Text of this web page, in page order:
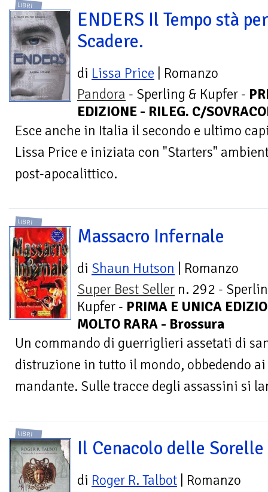
LIBRI
ENDERS Il Tempo stà per
Scadere.
di Lissa Price | Romanzo
Pandora - Sperling & Kupfer -
EDIZIONE - RILEG. C/
Esce anche in Italia il secondo e ultimo
Lissa Price e iniziata con "Starters"
post-apocalittico.
LIBRI
Massacro Infernale
di Shaun Hutson | Romanzo
Super Best Seller n. 292 -
Kupfer - PRIMA E UNICA
MOLTO RARA - Brossura
Un commando di guerriglieri assetati di
distruzione in tutto il mondo, obbedendo
mandante. Sulle tracce degli assassini si
LIBRI
Il Cenacolo delle Sorelle
di Roger R. Talbot | Romanzo